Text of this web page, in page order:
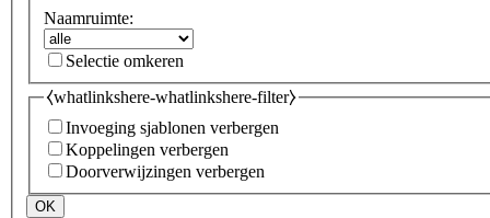
Naamruimte:
Selectie omkeren
⧼whatlinkshere-whatlinkshere-filter⧽
Invoeging sjablonen verbergen
Koppelingen verbergen
Doorverwijzingen verbergen
OK